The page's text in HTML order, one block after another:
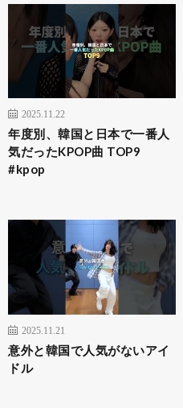
2025.11.22
年度別、韓国と日本で一番人
気だったKPOP曲 TOP9
#kpop
2025.11.21
意外と韓国で人気がないアイ
ドル